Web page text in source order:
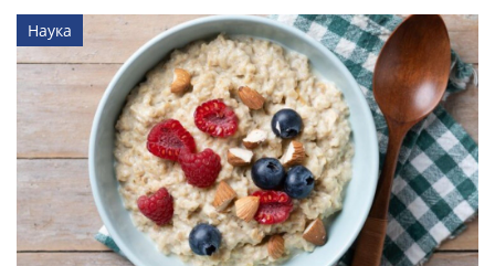
Наука